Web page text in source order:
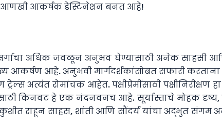
आणखी आकर्षक डेस्टिनेशन बनत आहे!
अधिक जवळून अनुभव घेण्यासाठी अनेक साहसी
आकर्षण आहे. अनुभवी मार्गदर्शकांसोबत सफारी करताना
अत्यंत रोमांचक आहेत. पक्षीप्रेमींसाठी
किनवट हे एक नंदनवनच आहे. सूर्यास्ताचे मोहक
राहून साहस, शांती आणि सौंदर्य यांचा अद्भुत संगम